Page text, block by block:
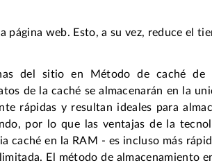
página web. Esto, a su vez, reduce el
del sitio en Método de caché de
de la caché se almacenarán en la
rápidas y resultan ideales para
por lo que las ventajas de la
caché en la RAM - es incluso más
El método de almacenamiento